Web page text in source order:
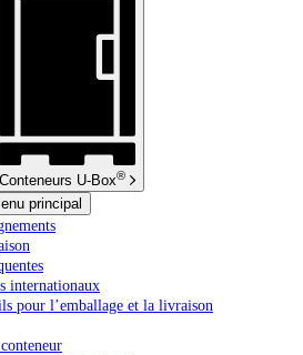
Conteneurs U-Box®
principal
internationaux
pour l’emballage et la livraison